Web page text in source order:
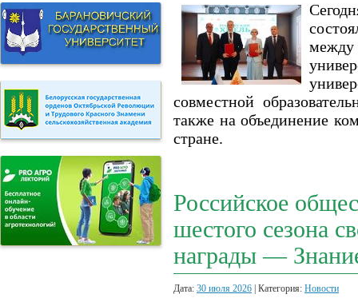
совместной
также на объединение
стране.
Российское
шестого сезона
награды —
Дата: 30 июля 2026 | Категория: Новости